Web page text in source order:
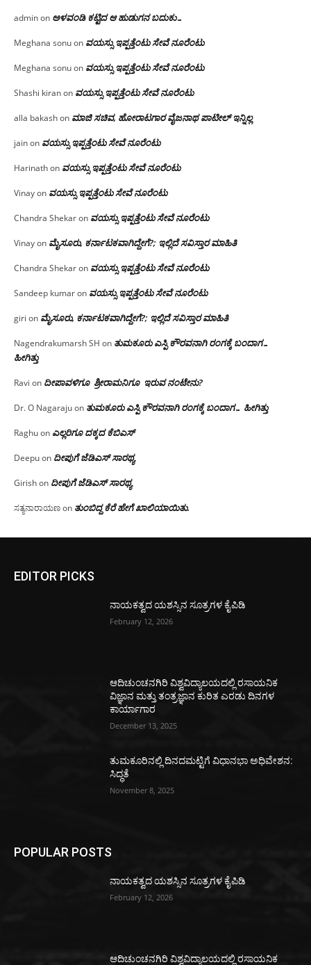
adminon ಅಳವಂಡಿ ಕಟ್ಟಿದ ಆ ಹುಡುಗನ ಬದುಕು…
Meghana sonuon ವಯಸ್ಸು ಇಪ್ಪತ್ತೆಂಟು ಸೇವೆ ನೂರೆಂಟು
Meghana sonuon ವಯಸ್ಸು ಇಪ್ಪತ್ತೆಂಟು ಸೇವೆ ನೂರೆಂಟು
Shashi kiranon ವಯಸ್ಸು ಇಪ್ಪತ್ತೆಂಟು ಸೇವೆ ನೂರೆಂಟು
alla bakashon ಮಾಜಿ ಸಚಿವ, ಹೋರಾಟಗಾರ ವೈಜನಾಥ ಪಾಟೀಲ್ ಇನ್ನಿಲ್ಲ
jainon ವಯಸ್ಸು ಇಪ್ಪತ್ತೆಂಟು ಸೇವೆ ನೂರೆಂಟು
Harinathon ವಯಸ್ಸು ಇಪ್ಪತ್ತೆಂಟು ಸೇವೆ ನೂರೆಂಟು
Vinayon ವಯಸ್ಸು ಇಪ್ಪತ್ತೆಂಟು ಸೇವೆ ನೂರೆಂಟು
Chandra Shekaron ವಯಸ್ಸು ಇಪ್ಪತ್ತೆಂಟು ಸೇವೆ ನೂರೆಂಟು
Vinayon ಮೈಸೂರು, ಕರ್ನಾಟಕವಾಗಿದ್ದೇಗೆ?; ಇಲ್ಲಿದೆ ಸವಿಸ್ತಾರ ಮಾಹಿತಿ
Chandra Shekaron ವಯಸ್ಸು ಇಪ್ಪತ್ತೆಂಟು ಸೇವೆ ನೂರೆಂಟು
Sandeep kumaron ವಯಸ್ಸು ಇಪ್ಪತ್ತೆಂಟು ಸೇವೆ ನೂರೆಂಟು
giri on ಮೈಸೂರು, ಕರ್ನಾಟಕವಾಗಿದ್ದೇಗೆ?; ಇಲ್ಲಿದೆ ಸವಿಸ್ತಾರ ಮಾಹಿತಿ
Nagendrakumarsh SH on ತುಮಕೂರು ಎಸ್ಪಿ ಕೌರವನಾಗಿ ರಂಗಕ್ಕೆ ಬಂದಾಗ…
ಹೀಗಿತ್ತು
Ravi on ದೀಪಾವಳಿಗೂ ಶ್ರೀರಾಮನಿಗೂ ಇರುವ ನಂಟೇನು?
Dr. O Nagarajuon ತುಮಕೂರು ಎಸ್ಪಿ ಕೌರವನಾಗಿ ರಂಗಕ್ಕೆ ಬಂದಾಗ… ಹೀಗಿತ್ತು
Raghuon ಎಲ್ಲರಿಗೂ ದಕ್ಕದ ಕೆಬಿಎಸ್
Deepuon ದೀಪುಗೆ ಜೆಡಿಎಸ್ ಸಾರಥ್ಯ
Girishon ದೀಪುಗೆ ಜೆಡಿಎಸ್ ಸಾರಥ್ಯ
ಸತ್ಯನಾರಾಯಣon ತುಂಬಿದ್ದ ಕೆರೆ ಹೇಗೆ ಖಾಲಿಯಾಯಿತು.
EDITOR PICKS
ನಾಯಕತ್ವದ ಯಶಸ್ಸಿನ ಸೂತ್ರಗಳ ಕೈಪಿಡಿ
February 12, 2026
ಆದಿಚುಂಚನಗಿರಿ ವಿಶ್ವವಿದ್ಯಾಲಯದಲ್ಲಿ ರಸಾಯನಿಕ
ವಿಜ್ಞಾನ ಮತ್ತು ತಂತ್ರಜ್ಞಾನ ಕುರಿತ ಎರಡು ದಿನಗಳ
ಕಾರ್ಯಾಗಾರ
December 13, 2025
ತುಮಕೂರಿನಲ್ಲಿ ದಿನದಮಟ್ಟಿಗೆ ವಿಧಾನಭಾ ಅಧಿವೇಶನ:
ಸಿದ್ಧತೆ
November 8, 2025
POPULAR POSTS
ನಾಯಕತ್ವದ ಯಶಸ್ಸಿನ ಸೂತ್ರಗಳ ಕೈಪಿಡಿ
February 12, 2026
ಆದಿಚುಂಚನಗಿರಿ ವಿಶ್ವವಿದ್ಯಾಲಯದಲ್ಲಿ ರಸಾಯನಿಕ